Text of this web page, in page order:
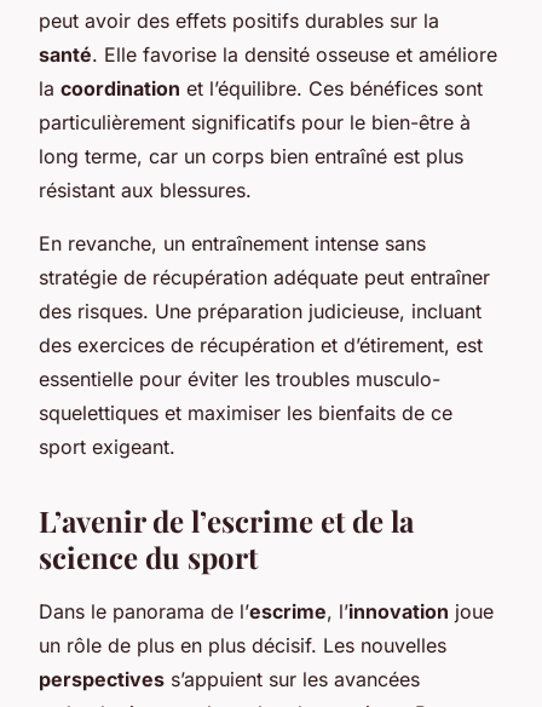
peut avoir des effets positifs durables sur la
santé. Elle favorise la densité osseuse et améliore
la coordination et l’équilibre. Ces bénéfices sont
particulièrement significatifs pour le bien-être à
long terme, car un corps bien entraîné est plus
résistant aux blessures.
En revanche, un entraînement intense sans
stratégie de récupération adéquate peut entraîner
des risques. Une préparation judicieuse, incluant
des exercices de récupération et d’étirement, est
essentielle pour éviter les troubles musculo-
squelettiques et maximiser les bienfaits de ce
sport exigeant.
L’avenir de l’escrime et de la
science du sport
Dans le panorama de l’escrime, l’innovation joue
un rôle de plus en plus décisif. Les nouvelles
perspectives s’appuient sur les avancées